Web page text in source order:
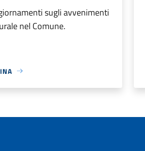
sugli avvenimenti
nel Comune.